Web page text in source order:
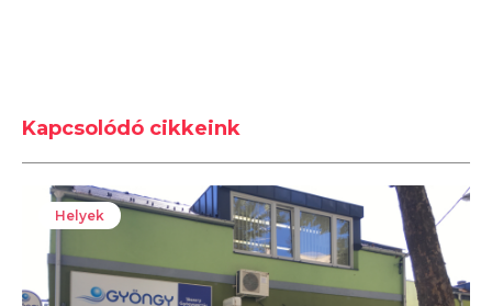
Kapcsolódó cikkeink
Helyek